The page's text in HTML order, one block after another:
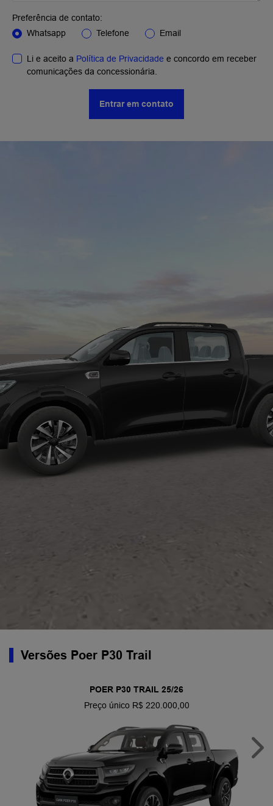
Preferência de contato:
Whatsapp
Telefone Email
Li e aceito a Política de Privacidade e concordo em receber
comunicações da concessionária.
Entrar em contato
Versões Poer P30 Trail
POER P30 TRAIL 25/26
Preço único R$ 220.000,00